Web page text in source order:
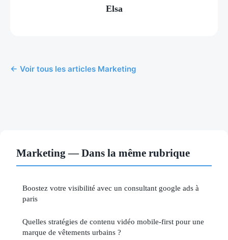
Elsa
← Voir tous les articles Marketing
Marketing — Dans la même rubrique
Boostez votre visibilité avec un consultant google ads à
paris
Quelles stratégies de contenu vidéo mobile-first pour une
marque de vêtements urbains ?